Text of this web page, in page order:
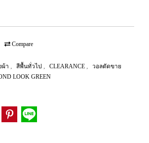
Compare
ผ้า , สีพื้นทั่วไป , CLEARANCE ,
วอลตัดขาย
LOOK GREEN